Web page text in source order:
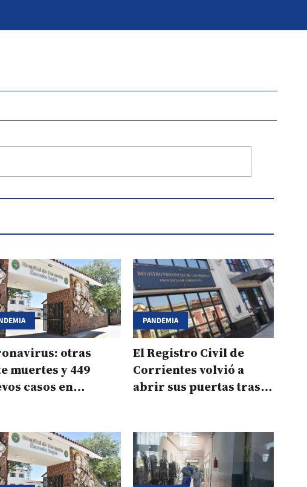
otras
muertes y 449
casos en
PANDEMIA
El Registro Civil de
Corrientes volvió a
abrir sus puertas tras